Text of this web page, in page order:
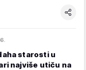
starosti u
najviše utiču na